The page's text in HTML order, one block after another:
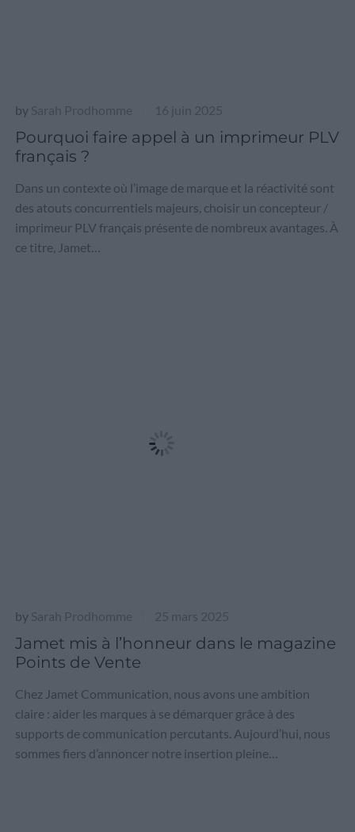
by Sarah Prodhomme 16 juin 2025
Pourquoi faire appel à un imprimeur PLV
français ?
Dans un contexte où l’image de marque et la réactivité sont
des atouts concurrentiels majeurs, choisir un concepteur /
imprimeur PLV français présente de nombreux avantages. À
ce titre, Jamet…
by Sarah Prodhomme 25 mars 2025
Jamet mis à l’honneur dans le magazine
Points de Vente
Chez Jamet Communication, nous avons une ambition
claire : aider les marques à se démarquer grâce à des
supports de communication percutants. Aujourd’hui, nous
sommes fiers d’annoncer notre insertion pleine…